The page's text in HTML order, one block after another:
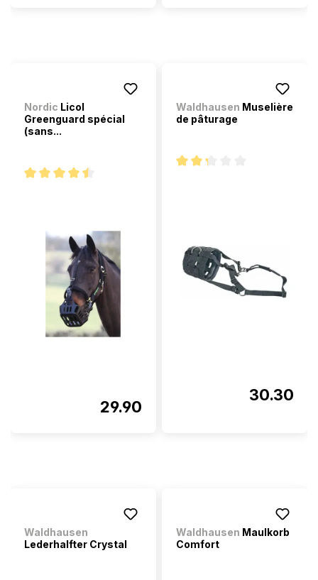
Nordic Licol
Greenguard spécial
(sans...
29.90
Waldhausen Muselière
de pâturage
30.30
Waldhausen
Lederhalfter Crystal
Waldhausen Maulkorb
Comfort